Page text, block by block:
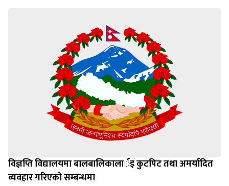
विज्ञप्ति विद्यालयमा बालबालिकालार्इ कुटपिट तथा अमर्यादित
व्यवहार गरिएको सम्बन्धमा